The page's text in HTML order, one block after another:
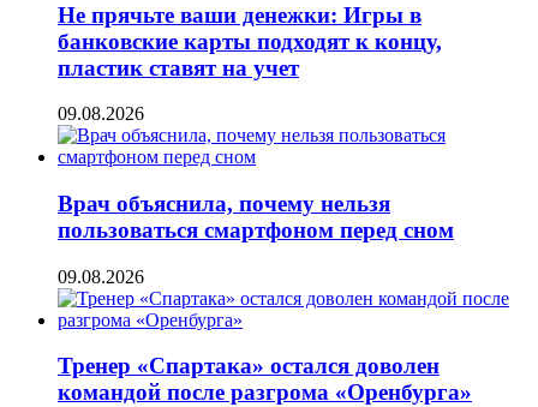
Не прячьте ваши денежки: Игры в
банковские карты подходят к концу,
пластик ставят на учет
09.08.2026
Врач объяснила, почему нельзя
пользоваться смартфоном перед сном
09.08.2026
Тренер «Спартака» остался доволен
командой после разгрома «Оренбурга»